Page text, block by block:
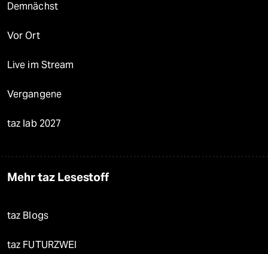
Demnächst
Vor Ort
Live im Stream
Vergangene
taz lab 2027
Mehr taz Lesestoff
taz Blogs
taz FUTURZWEI